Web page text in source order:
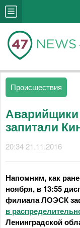
Происшествия
запитали
20:34 21.11.2016
Напомним, как
ноября, в 13:55
филиала ЛОЭСК
в
Ленинградской